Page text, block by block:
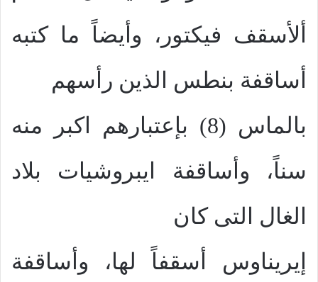
ألأسقف فيكتور، وأيضاً ما كتبه
أساقفة بنطس الذين رأسهم
بالماس (8) بإعتبارهم اكبر منه
سناً، وأساقفة ايبروشيات بلاد
الغال التى كان
إيريناوس أسقفاً لها، وأساقفة